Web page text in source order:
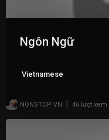
VIET DEEP 2021 -
NONSTOP VN 46 lượt xem
Ngôn Ngữ
Vietnamese